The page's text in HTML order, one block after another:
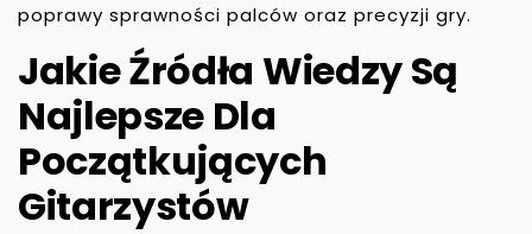
poprawy sprawności palców oraz precyzji gry.
Jakie Źródła Wiedzy Są
Najlepsze Dla
Początkujących
Gitarzystów